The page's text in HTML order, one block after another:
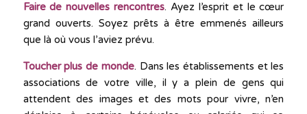
Faire de nouvelles rencontres. Ayez l’esprit et le cœur
grand ouverts. Soyez prêts à être emmenés ailleurs
que là où vous l’aviez prévu.
Toucher plus de monde. Dans les établissements et les
associations de votre ville, il y a plein de gens qui
attendent des images et des mots pour vivre, n’en